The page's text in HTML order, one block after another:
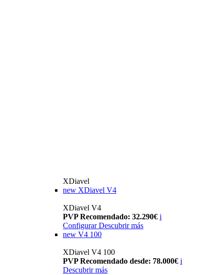
XDiavel
new XDiavel V4
XDiavel V4
PVP Recomendado: 32.290€ i
Configurar Descubrir más
new V4 100
XDiavel V4 100
PVP Recomendado desde: 78.000€ i
Descubrir más